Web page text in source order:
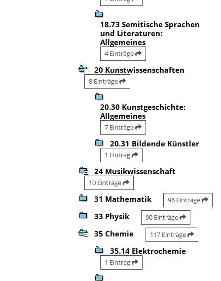
18.73 Semitische Sprachen
und Literaturen:
Allgemeines
4 Einträge
20 Kunstwissenschaften
8 Einträge
20.30 Kunstgeschichte:
Allgemeines
7 Einträge
20.31 Bildende Künstler
1 Eintrag
24 Musikwissenschaft
10 Einträge
31 Mathematik 96 Einträge
33 Physik 90 Einträge
35 Chemie 117 Einträge
35.14 Elektrochemie
1 Eintrag